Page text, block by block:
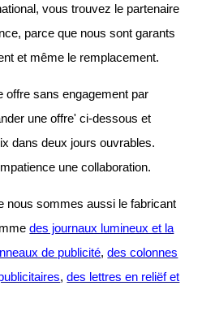
vous trouvez le partenaire
parce que nous sont garants
et même le remplacement.
offre sans engagement par
une offre' ci-dessous et
dans deux jours ouvrables.
une collaboration.
nous sommes aussi le fabricant
des journaux lumineux et la
de publicité,des colonnes
,des lettres en reliëf et